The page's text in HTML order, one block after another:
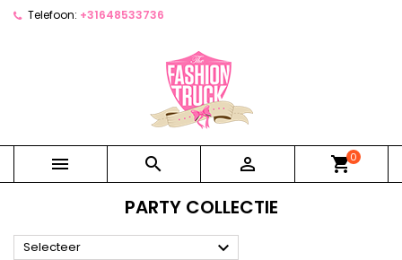
Telefoon: +31648533736
   shopping_cart0
PARTY COLLECTIE
Selecteer 